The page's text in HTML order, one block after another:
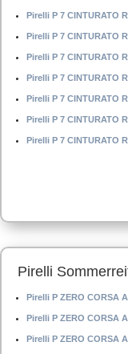
Pirelli P 7 CINTURATO
Pirelli P 7 CINTURATO
Pirelli P 7 CINTURATO
Pirelli P 7 CINTURATO
Pirelli P 7 CINTURATO
Pirelli P 7 CINTURATO
Pirelli P 7 CINTURATO
Pirelli
Pirelli P ZERO CORSA
Pirelli P ZERO CORSA
Pirelli P ZERO CORSA